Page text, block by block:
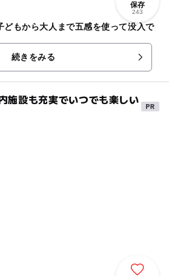
保存
243
どもから大人まで五感を使って没入で
続きをみる
施設も充実でいつでも楽しい